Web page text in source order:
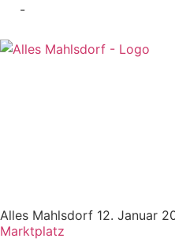
-
Alles Mahlsdorf 12. Januar
Marktplatz